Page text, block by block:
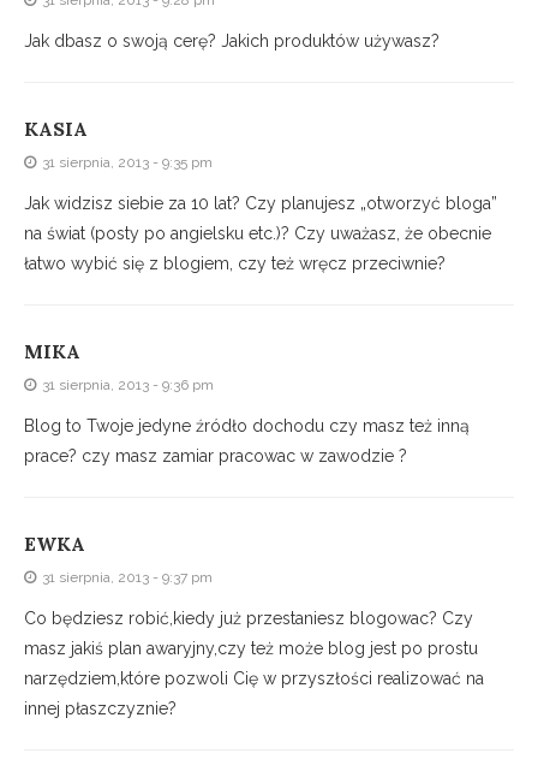
Jak dbasz o swoją cerę? Jakich produktów używasz?
KASIA
31 sierpnia, 2013 - 9:35 pm
Jak widzisz siebie za 10 lat? Czy planujesz „otworzyć bloga”
na świat (posty po angielsku etc.)? Czy uważasz, że obecnie
łatwo wybić się z blogiem, czy też wręcz przeciwnie?
MIKA
31 sierpnia, 2013 - 9:36 pm
Blog to Twoje jedyne źródło dochodu czy masz też inną
prace? czy masz zamiar pracowac w zawodzie ?
EWKA
31 sierpnia, 2013 - 9:37 pm
Co będziesz robić,kiedy już przestaniesz blogowac? Czy
masz jakiś plan awaryjny,czy też może blog jest po prostu
narzędziem,które pozwoli Cię w przyszłości realizować na
innej płaszczyznie?